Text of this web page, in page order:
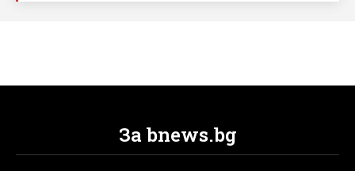
За bnews.bg